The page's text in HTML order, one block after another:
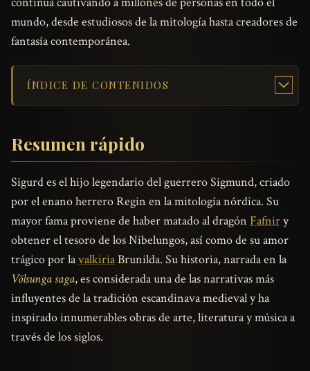
mundo, desde estudiosos de la mitología hasta creadores de
fantasía contemporánea.
ÍNDICE DE CONTENIDOS
Resumen rápido
Sigurd es el hijo legendario del guerrero Sigmund, criado
por el enano herrero Regin en la mitología nórdica. Su
mayor fama proviene de haber matado al dragón Fafniry
obtener el tesoro de los Nibelungos, así como de su amor
trágico por lavalkiriaBrunilda. Su historia, narrada en la
Völsunga saga, es considerada una de las narrativas más
influyentes de la tradición escandinava medieval y ha
inspirado innumerables obras de arte, literatura y música a
través de los siglos.